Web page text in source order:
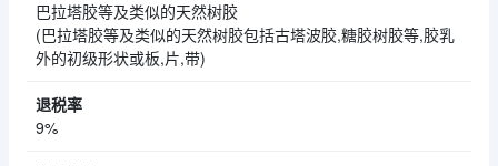
巴拉塔胶等及类似的天然树胶
(巴拉塔胶等及类似的天然树胶包括古塔波胶,糖胶树胶等,胶乳
外的初级形状或板,片,带)
9%